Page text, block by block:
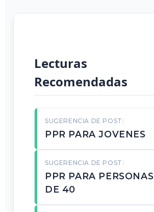
Lecturas
Recomendadas
SUGERENCIA DE POST:
PPR PARA JOVENES
SUGERENCIA DE POST:
PPR PARA PERSONAS
DE 40